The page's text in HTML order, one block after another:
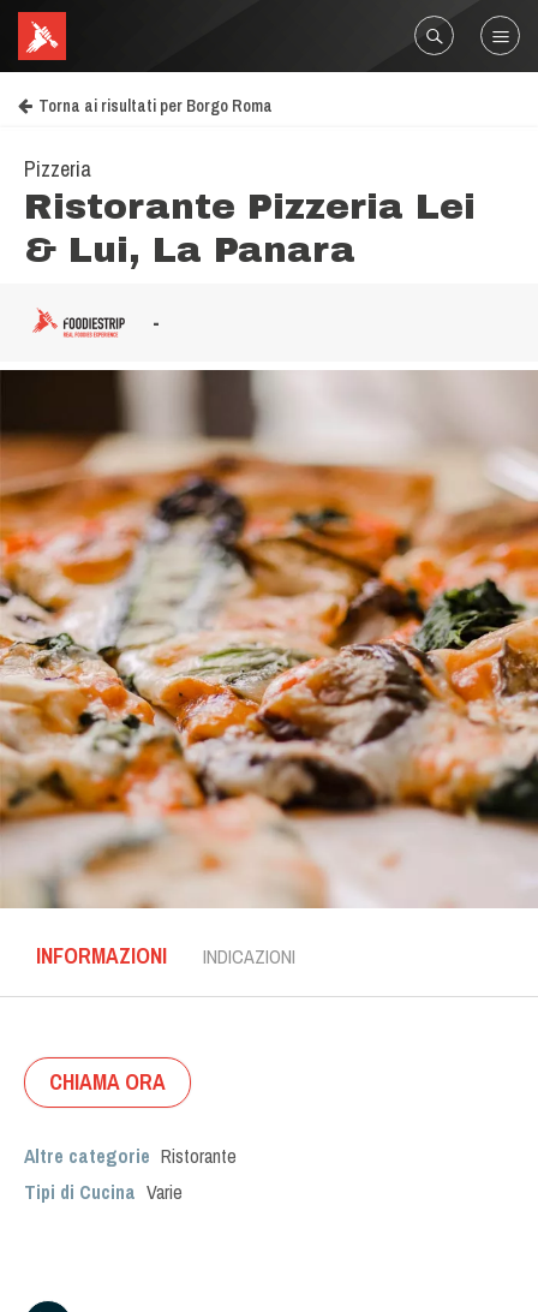
Torna ai risultati per Borgo Roma
Pizzeria
Ristorante Pizzeria Lei
& Lui, La Panara
-
INFORMAZIONI INDICAZIONI
CHIAMA ORA
Altre categorie Ristorante
Tipi di Cucina Varie